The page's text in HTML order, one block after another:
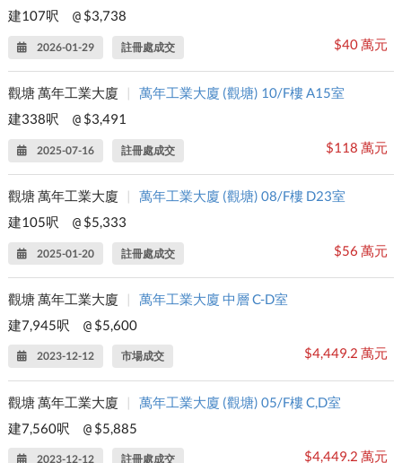
建107呎
@ $3,738
2026-01-29 註冊處成交 $40 萬元
觀塘 萬年工業大廈 |
萬年工業大廈 (觀塘) 10/F樓 A15室
建338呎
@ $3,491
2025-07-16 註冊處成交 $118 萬元
觀塘 萬年工業大廈 |
萬年工業大廈 (觀塘) 08/F樓 D23室
建105呎
@ $5,333
2025-01-20 註冊處成交 $56 萬元
觀塘 萬年工業大廈 |
萬年工業大廈 中層 C-D室
建7,945呎
@ $5,600
2023-12-12 市場成交 $4,449.2 萬元
觀塘 萬年工業大廈 |
萬年工業大廈 (觀塘) 05/F樓 C,D室
建7,560呎
@ $5,885
2023-12-12 註冊處成交 $4,449.2 萬元